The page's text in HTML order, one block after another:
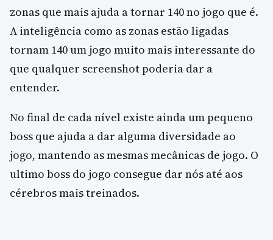
zonas que mais ajuda a tornar 140 no jogo que é.
A inteligência como as zonas estão ligadas
tornam 140 um jogo muito mais interessante do
que qualquer screenshot poderia dar a
entender.
No final de cada nível existe ainda um pequeno
boss que ajuda a dar alguma diversidade ao
jogo, mantendo as mesmas mecânicas de jogo. O
ultimo boss do jogo consegue dar nós até aos
cérebros mais treinados.